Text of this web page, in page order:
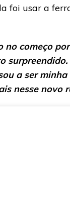
foi usar a
começo
a ser
nesse novo